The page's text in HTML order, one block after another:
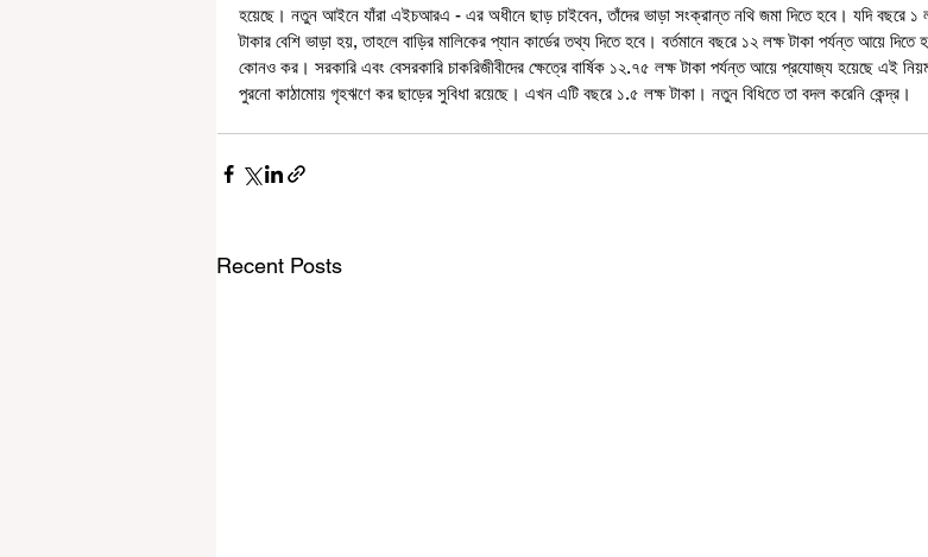
হয়েছে। নতুন আইনে যাঁরা এইচআরএ - এর অধীনে ছাড় চাইবেন, তাঁদের ভাড়া সংক্রান্ত নথি জমা দিতে হবে। যদি বছরে ১
টাকার বেশি ভাড়া হয়, তাহলে বাড়ির মালিকের প্যান কার্ডের তথ্য দিতে হবে। বর্তমানে বছরে ১২ লক্ষ টাকা পর্যন্ত আয়ে দিতে
কোনও কর। সরকারি এবং বেসরকারি চাকরিজীবীদের ক্ষেত্রে বার্ষিক ১২.৭৫ লক্ষ টাকা পর্যন্ত আয়ে প্রযোজ্য হয়েছে এই
পুরনো কাঠামোয় গৃহঋণে কর ছাড়ের সুবিধা রয়েছে। এখন এটি বছরে ১.৫ লক্ষ টাকা। নতুন বিধিতে তা বদল করেনি কেন্দ্র।
Recent Posts